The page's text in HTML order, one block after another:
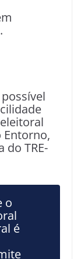
Entorno,
TRE-
o
é